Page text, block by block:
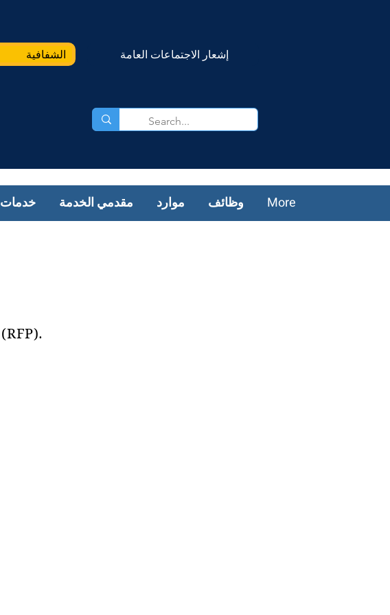
الشفافية إشعار الاجتماعات العامة
خدمات مقدمي الخدمة موارد وظائف More
الفائزون بطلب تقديم العروض (RFP).